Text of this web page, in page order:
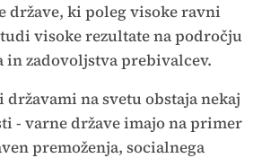
države, ki poleg visoke ravni
visoke rezultate na področju
zadovoljstva prebivalcev.
na svetu obstaja nekaj
- varne države imajo na primer
premoženja, socialnega